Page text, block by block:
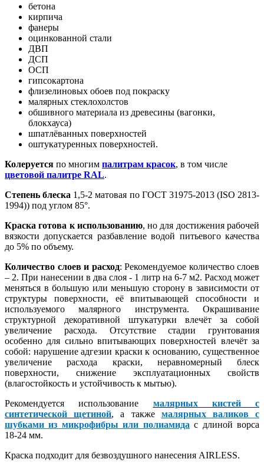
бетона
кирпича
фанеры
оцинкованной стали
ДВП
ДСП
ОСП
гипсокартона
флизелиновых обоев под покраску
малярных стеклохолстов
обшивного материала из древесины (вагонки,
блокхауса)
шпатлёванных поверхностей
оштукатуренных поверхностей.
Колеруется по многим палитрам красок, в том числе
цветовой палитре RAL.
Степень блеска 1,5-2 матовая по ГОСТ 31975-2013 (ISO 2813-
1994)) под углом 85°.
Краска готова к использованию, но для достижения рабочей
вязкости допускается разбавление водой питьевого качества
до 5% по объему.
Количество слоев и расход: Рекомендуемое количество слоев
– 2. При нанесении в два слоя - 1 литр на 6-7 м2. Расход может
меняться в большую или меньшую сторону в зависимости от
структуры поверхности, её впитывающей способности и
используемого малярного инструмента. Окрашивание
структурной декоративной штукатурки влечёт за собой
увеличение расхода. Отсутствие стадии грунтования
особенно для сильно впитывающих поверхностей влечёт за
собой: нарушение адгезии краски к основанию, существенное
увеличение расхода краски, неравномерный блеск
поверхности, снижение эксплуатационных свойств
(влагостойкость и устойчивость к мытью).
Рекомендуется использование малярных кистей с
синтетической щетиной, а также малярных валиков с
шубками из микрофибры или полиамида с длиной ворса
18-24 мм.
Краска подходит для безвоздушного нанесения AIRLESS.